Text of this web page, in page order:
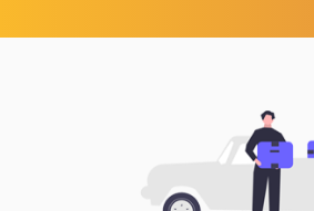
ツ
プレシャスジェムスト
プレナイトの宝石